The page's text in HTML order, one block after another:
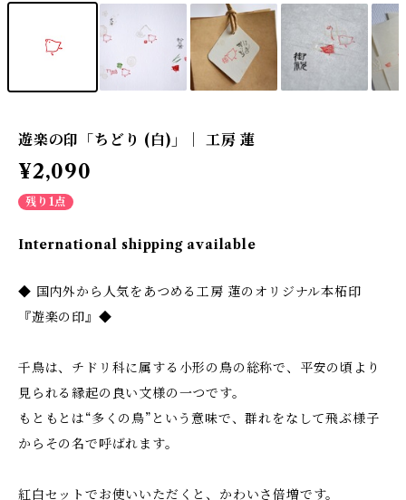
遊楽の印「ちどり (白)」｜ 工房 蓮
¥2,090
残り1点
International shipping available
◆ 国内外から人気をあつめる工房 蓮のオリジナル本柘印
『遊楽の印』◆
千鳥は、チドリ科に属する小形の鳥の総称で、平安の頃より
見られる縁起の良い文様の一つです。
もともとは“多くの鳥”という意味で、群れをなして飛ぶ様子
からその名で呼ばれます。
紅白セットでお使いいただくと、かわいさ倍増です。